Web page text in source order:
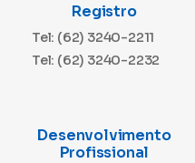
Registro
Tel: (62) 3240-2211
Tel: (62) 3240-2232
Desenvolvimento
Profissional